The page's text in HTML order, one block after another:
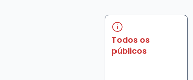
Todos os
públicos